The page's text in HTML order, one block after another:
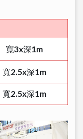
寬3x深1m
寬2.5x深1m
寬2.5x深1m